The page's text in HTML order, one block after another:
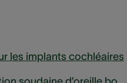
les implants cochléaires